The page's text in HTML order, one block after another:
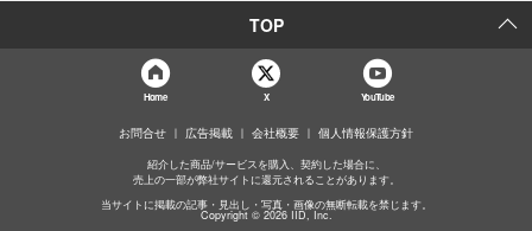
TOP
Home X YouTube
お問合せ 広告掲載 会社概要 個人情報保護方針
紹介した商品/サービスを購入、契約した場合に、
売上の一部が弊社サイトに還元されることがあります。
当サイトに掲載の記事・見出し・写真・画像の無断転載を禁じます。
Copyright © 2026 IID, Inc.